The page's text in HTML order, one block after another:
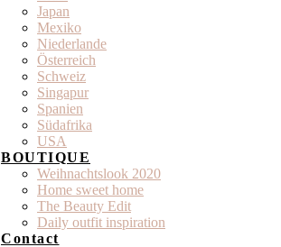
Japan
Mexiko
Niederlande
Österreich
Schweiz
Singapur
Spanien
Südafrika
USA
BOUTIQUE
Weihnachtslook 2020
Home sweet home
The Beauty Edit
Daily outfit inspiration
Contact